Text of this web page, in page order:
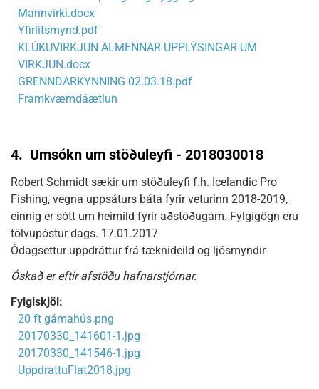
Mannvirki.docx
Yfirlitsmynd.pdf
KLÚKUVIRKJUN ALMENNAR UPPLÝSINGAR UM
VIRKJUN.docx
GRENNDARKYNNING 02.03.18.pdf
Framkvæmdáætlun
4. Umsókn um stöðuleyfi - 2018030018
Robert Schmidt sækir um stöðuleyfi f.h. Icelandic Pro
Fishing, vegna uppsáturs báta fyrir veturinn 2018-2019,
einnig er sótt um heimild fyrir aðstöðugám. Fylgigögn eru
tölvupóstur dags. 17.01.2017
Ódagsettur uppdráttur frá tæknideild og ljósmyndir
Óskað er eftir afstöðu hafnarstjórnar.
Fylgiskjöl:
20 ft gámahús.png
20170330_141601-1.jpg
20170330_141546-1.jpg
UppdrattuFlat2018.jpg